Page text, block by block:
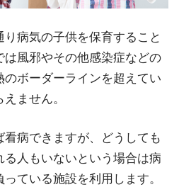
病気の子供を保育すること
は風邪やその他感染症などの
ボーダーラインを超えてい
ません。
病できますが、どうしても
人もいないという場合は病
ている施設を利用します。